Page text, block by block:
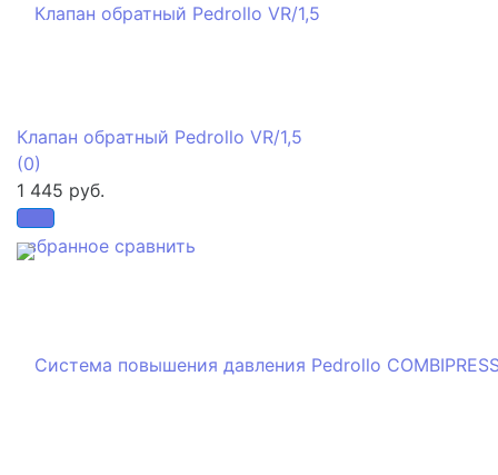
избранное сравнить
Клапан обратный Pedrollo VR/1,5
(0)
1 445 руб.